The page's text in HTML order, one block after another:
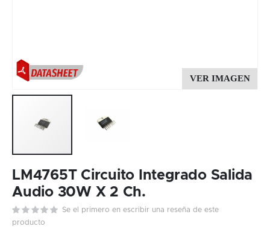
the
beginning
of
the
LM4765T Circuito Integrado Salida
Audio 30W X 2 Ch.
Se el primero en escribir una reseña de este
producto